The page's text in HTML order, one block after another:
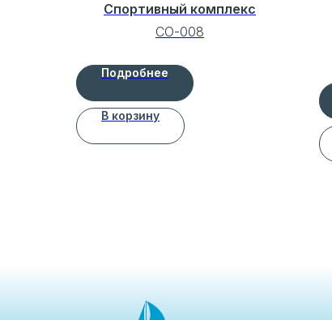
Спортивный комплекс
СО-008
Подробнее
В корзину